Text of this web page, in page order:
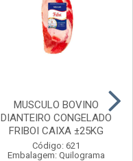
MUSCULO BOVINO
DIANTEIRO CONGELADO
FRIBOI CAIXA ±25KG
Código: 621
Embalagem: Quilograma